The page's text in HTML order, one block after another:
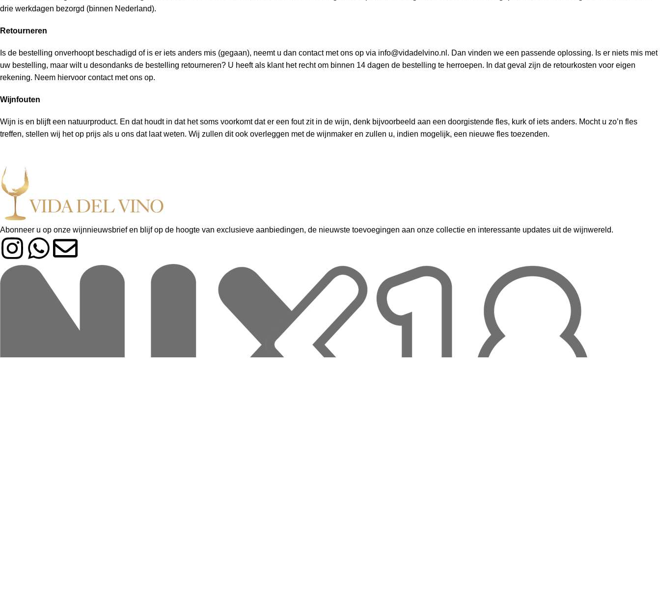
drie werkdagen bezorgd (binnen Nederland).
Retourneren
Is de bestelling onverhoopt beschadigd of is er iets anders mis (gegaan), neemt u dan contact met ons op via info@vidadelvino.nl. Dan vinden we een passende oplossing. Is er niets mis met
uw bestelling, maar wilt u desondanks de bestelling retourneren? U heeft als klant het recht om binnen 14 dagen de bestelling te herroepen. In dat geval zijn de retourkosten voor eigen
rekening. Neem hiervoor contact met ons op.
Wijnfouten
Wijn is en blijft een natuurproduct. En dat houdt in dat het soms voorkomt dat er een fout zit in de wijn, denk bijvoorbeeld aan een doorgistende fles, kurk of iets anders. Mocht u zo’n fles
treffen, stellen wij het op prijs als u ons dat laat weten. Wij zullen dit ook overleggen met de wijnmaker en zullen u, indien mogelijk, een nieuwe fles toezenden.
Abonneer u op onze wijnnieuwsbrief en blijf op de hoogte van exclusieve aanbiedingen, de nieuwste toevoegingen aan onze collectie en interessante updates uit de wijnwereld.